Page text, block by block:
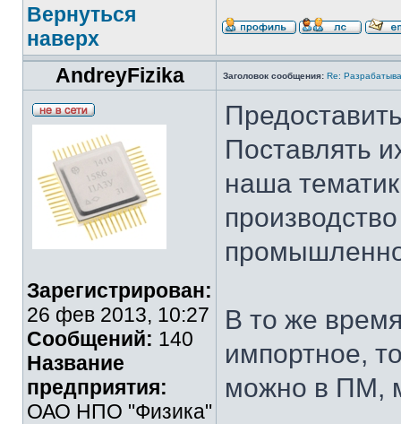
Вернуться
наверх
AndreyFizika
Заголовок сообщения: Re:
Зарегистрирован:
26 фев 2013, 10:27
Сообщений: 140
Название
предприятия:
ОАО НПО "Физика"
Поставлять
наша
В то же
импортное,
можно в ПМ,